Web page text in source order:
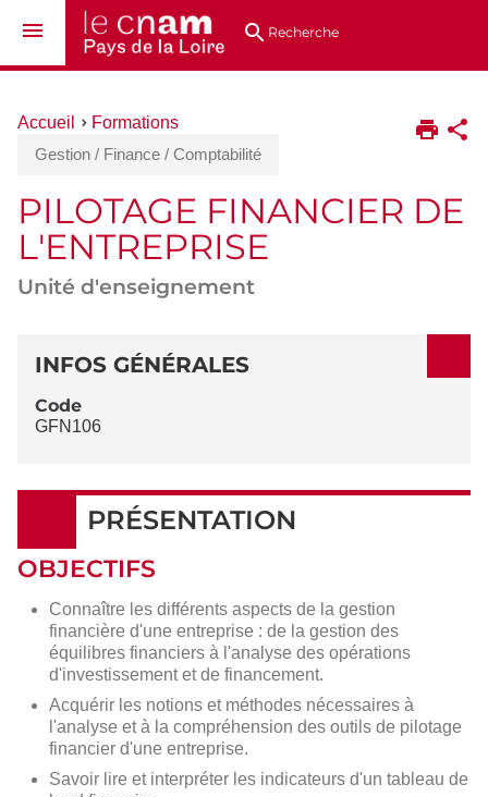
au
directsRecherche
Vous
ici :
Accueil
Formations
Gestion / Finance / Comptabilité
PILOTAGE FINANCIER DE
L'ENTREPRISE
Unité d'enseignement
DÉTAILS
INFOS GÉNÉRALES
Code
GFN106
PRÉSENTATION
OBJECTIFS
Connaître les différents aspects de la gestion
financière d'une entreprise : de la gestion des
équilibres financiers à l'analyse des opérations
d'investissement et de financement.
Acquérir les notions et méthodes nécessaires à
l'analyse et à la compréhension des outils de pilotage
financier d'une entreprise.
Savoir lire et interpréter les indicateurs d'un tableau de